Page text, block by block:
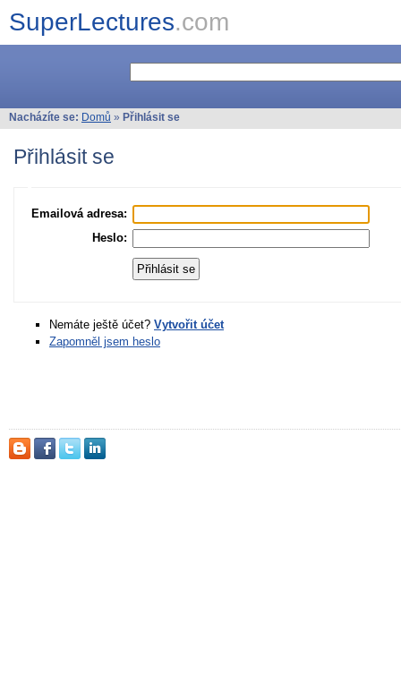
SuperLectures.com
Nacházíte se: Domů » Přihlásit se
Přihlásit se
Emailová adresa:
Heslo:
Nemáte ještě účet? Vytvořit účet
Zapomněl jsem heslo